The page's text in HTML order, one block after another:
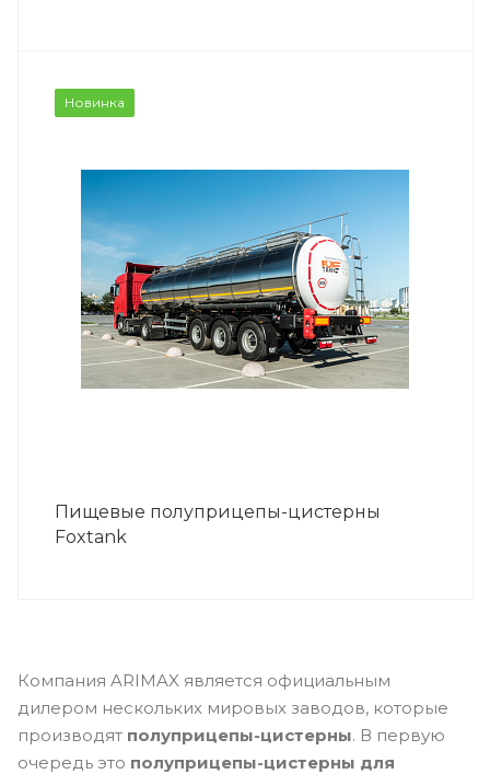
Новинка
Пищевые полуприцепы-цистерны
Foxtank
Компания ARIMAX является официальным
дилером нескольких мировых заводов, которые
производят полуприцепы-цистерны. В первую
очередь это полуприцепы-цистерны для